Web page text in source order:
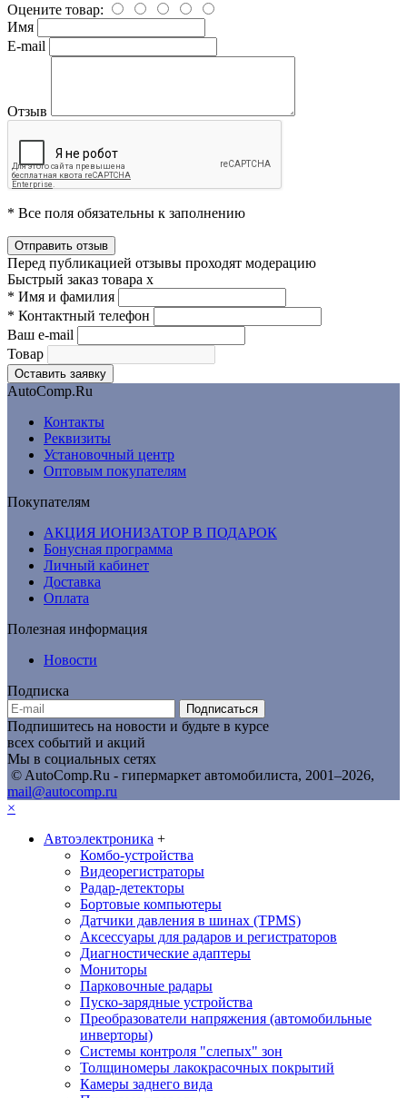
Оцените товар:
Имя
E-mail
Отзыв
* Все поля обязательны к заполнению
Перед публикацией отзывы проходят модерацию
Быстрый заказ товара x
* Имя и фамилия
* Контактный телефон
Ваш e-mail
Товар
AutoComp.Ru
Контакты
Реквизиты
Установочный центр
Оптовым покупателям
Покупателям
АКЦИЯ ИОНИЗАТОР В ПОДАРОК
Бонусная программа
Личный кабинет
Доставка
Оплата
Полезная информация
Новости
Подписка
Подписаться
Подпишитесь на новости и будьте в курсе
всех событий и акций
Мы в социальных сетях
© AutoComp.Ru - гипермаркет автомобилиста, 2001–2026,
mail@autocomp.ru
×
Автоэлектроника +
Комбо-устройства
Видеорегистраторы
Радар-детекторы
Бортовые компьютеры
Датчики давления в шинах (TPMS)
Аксессуары для радаров и регистраторов
Диагностические адаптеры
Мониторы
Парковочные радары
Пуско-зарядные устройства
Преобразователи напряжения (автомобильные
инверторы)
Системы контроля "слепых" зон
Толщиномеры лакокрасочных покрытий
Камеры заднего вида